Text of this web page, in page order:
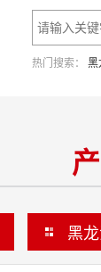
热门搜索： 黑
黑